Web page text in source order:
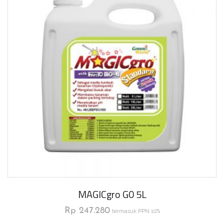
MAGICgro G0 5L
Rp 247.280 termasuk PPN 10%